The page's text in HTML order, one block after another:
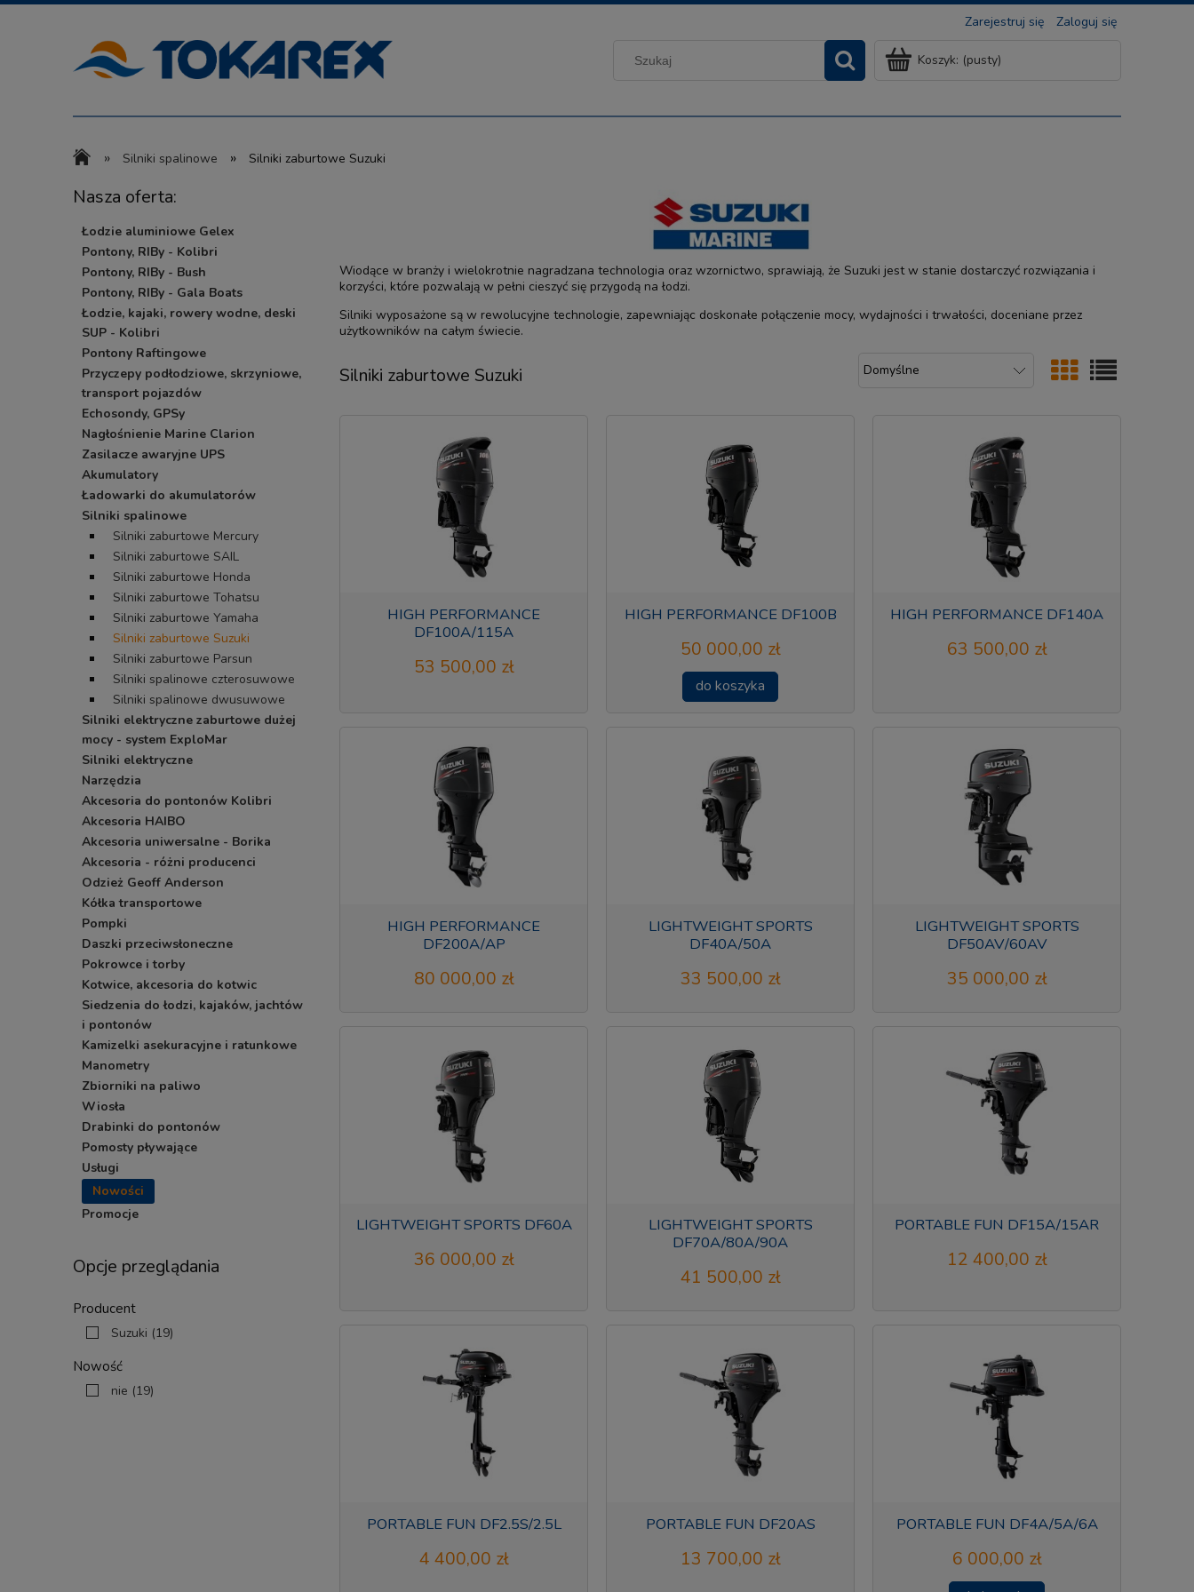
Zarejestruj się Zaloguj się
Koszyk: (pusty)
» Silniki spalinowe » Silniki zaburtowe Suzuki
Nasza oferta:
Łodzie aluminiowe Gelex
Pontony, RIBy - Kolibri
Pontony, RIBy - Bush
Pontony, RIBy - Gala Boats
Łodzie, kajaki, rowery wodne, deski
SUP - Kolibri
Pontony Raftingowe
Przyczepy podłodziowe, skrzyniowe,
transport pojazdów
Echosondy, GPSy
Nagłośnienie Marine Clarion
Zasilacze awaryjne UPS
Akumulatory
Ładowarki do akumulatorów
Silniki spalinowe
Silniki zaburtowe Mercury
Silniki zaburtowe SAIL
Silniki zaburtowe Honda
Silniki zaburtowe Tohatsu
Silniki zaburtowe Yamaha
Silniki zaburtowe Suzuki
Silniki zaburtowe Parsun
Silniki spalinowe czterosuwowe
Silniki spalinowe dwusuwowe
Silniki elektryczne zaburtowe dużej
mocy - system ExploMar
Silniki elektryczne
Narzędzia
Akcesoria do pontonów Kolibri
Akcesoria HAIBO
Akcesoria uniwersalne - Borika
Akcesoria - różni producenci
Odzież Geoff Anderson
Kółka transportowe
Pompki
Daszki przeciwsłoneczne
Pokrowce i torby
Kotwice, akcesoria do kotwic
Siedzenia do łodzi, kajaków, jachtów
i pontonów
Kamizelki asekuracyjne i ratunkowe
Manometry
Zbiorniki na paliwo
Wiosła
Drabinki do pontonów
Pomosty pływające
Usługi
Nowości
Promocje
Opcje przeglądania
Producent
Suzuki (19)
Nowość
nie (19)
Wiodące w branży i wielokrotnie nagradzana technologia oraz wzornictwo, sprawiają, że Suzuki jest w stanie dostarczyć rozwiązania i
korzyści, które pozwalają w pełni cieszyć się przygodą na łodzi.
Silniki wyposażone są w rewolucyjne technologie, zapewniając doskonałe połączenie mocy, wydajności i trwałości, doceniane przez
użytkowników na całym świecie.
Silniki zaburtowe Suzuki
HIGH PERFORMANCE
DF100A/115A
53 500,00 zł
HIGH PERFORMANCE DF100B
50 000,00 zł
do koszyka
HIGH PERFORMANCE DF140A
63 500,00 zł
HIGH PERFORMANCE
DF200A/AP
80 000,00 zł
LIGHTWEIGHT SPORTS
DF40A/50A
33 500,00 zł
LIGHTWEIGHT SPORTS
DF50AV/60AV
35 000,00 zł
LIGHTWEIGHT SPORTS DF60A
36 000,00 zł
LIGHTWEIGHT SPORTS
DF70A/80A/90A
41 500,00 zł
PORTABLE FUN DF15A/15AR
12 400,00 zł
PORTABLE FUN DF2.5S/2.5L
4 400,00 zł
PORTABLE FUN DF20AS
13 700,00 zł
PORTABLE FUN DF4A/5A/6A
6 000,00 zł